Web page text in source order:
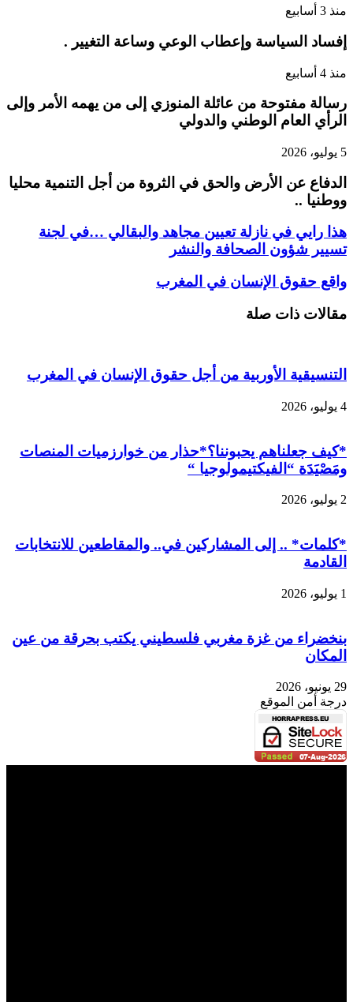
منذ 3 أسابيع
إفساد السياسة وإعطاب الوعي وساعة التغيير .
منذ 4 أسابيع
رسالة مفتوحة من عائلة المنوزي إلى من يهمه الأمر وإلى
الرأي العام الوطني والدولي
5 يوليو، 2026
الدفاع عن الأرض والحق في الثروة من أجل التنمية محليا
ووطنيا ..
هذا رايي في نازلة تعيين مجاهد والبقالي …في لجنة
تسيير شؤون الصحافة والنشر
واقع حقوق الإنسان في المغرب
مقالات ذات صلة
التنسيقية الأوربية من أجل حقوق الإنسان في المغرب
4 يوليو، 2026
*كيف جعلناهم يحبوننا؟*حذار من خوارزميات المنصات
ومَصْيَدَة “الفيكتيمولوجيا “
2 يوليو، 2026
*كلمات* .. إلى المشاركين في.. والمقاطعين للانتخابات
القادمة
1 يوليو، 2026
بنخضراء من غزة مغربي فلسطيني يكتب بحرقة من عين
المكان
29 يونيو، 2026
درجة أمن الموقع